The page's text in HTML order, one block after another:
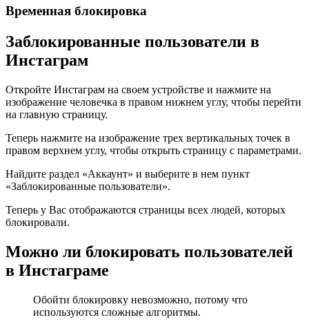
Временная блокировка
Заблокированные пользователи в
Инстаграм
Откройте Инстаграм на своем устройстве и нажмите на
изображение человечка в правом нижнем углу, чтобы перейти
на главную страницу.
Теперь нажмите на изображение трех вертикальных точек в
правом верхнем углу, чтобы открыть страницу с параметрами.
Найдите раздел «Аккаунт» и выберите в нем пункт
«Заблокированные пользователи».
Теперь у Вас отображаются страницы всех людей, которых
блокировали.
Можно ли блокировать пользователей
в Инстаграме
Обойти блокировку невозможно, потому что
используются сложные алгоритмы.